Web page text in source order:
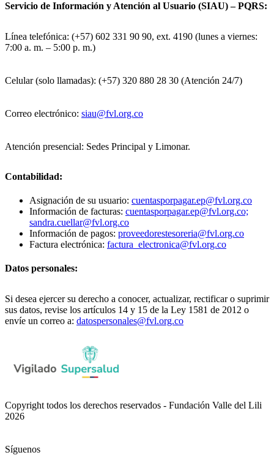
Servicio de Información y Atención al Usuario (SIAU) – PQRS:
Línea telefónica: (+57) 602 331 90 90, ext. 4190 (lunes a viernes:
7:00 a. m. – 5:00 p. m.)
Celular (solo llamadas): (+57) 320 880 28 30 (Atención 24/7)
Correo electrónico: siau@fvl.org.co
Atención presencial: Sedes Principal y Limonar.
Contabilidad:
Asignación de su usuario: cuentasporpagar.ep@fvl.org.co
Información de facturas: cuentasporpagar.ep@fvl.org.co;
sandra.cuellar@fvl.org.co
Información de pagos: proveedorestesoreria@fvl.org.co
Factura electrónica: factura_electronica@fvl.org.co
Datos personales:
Si desea ejercer su derecho a conocer, actualizar, rectificar o suprimir
sus datos, revise los artículos 14 y 15 de la Ley 1581 de 2012 o
envíe un correo a: datospersonales@fvl.org.co
Copyright todos los derechos reservados - Fundación Valle del Lili
2026
Síguenos